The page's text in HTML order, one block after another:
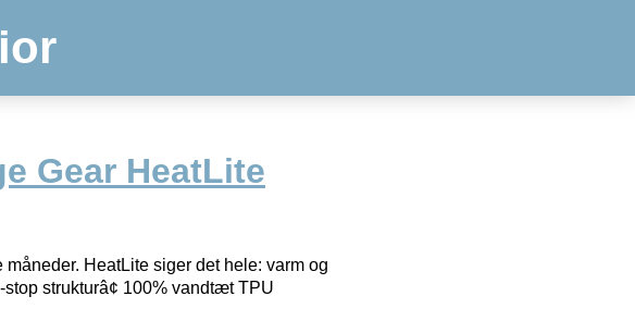
Gear HeatLite
HeatLite siger det hele: varm og
strukturâ¢ 100% vandtæt TPU